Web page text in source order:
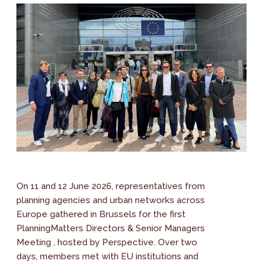
On 11 and 12 June 2026, representatives from
planning agencies and urban networks across
Europe gathered in Brussels for the first
PlanningMatters Directors & Senior Managers
Meeting , hosted by Perspective. Over two
days, members met with EU institutions and